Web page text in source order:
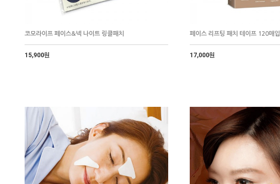
코모라이프 페이스&넥 나이트 링클패치
15,900원
페이스 리프팅 패치 테이프 120매입
17,000원